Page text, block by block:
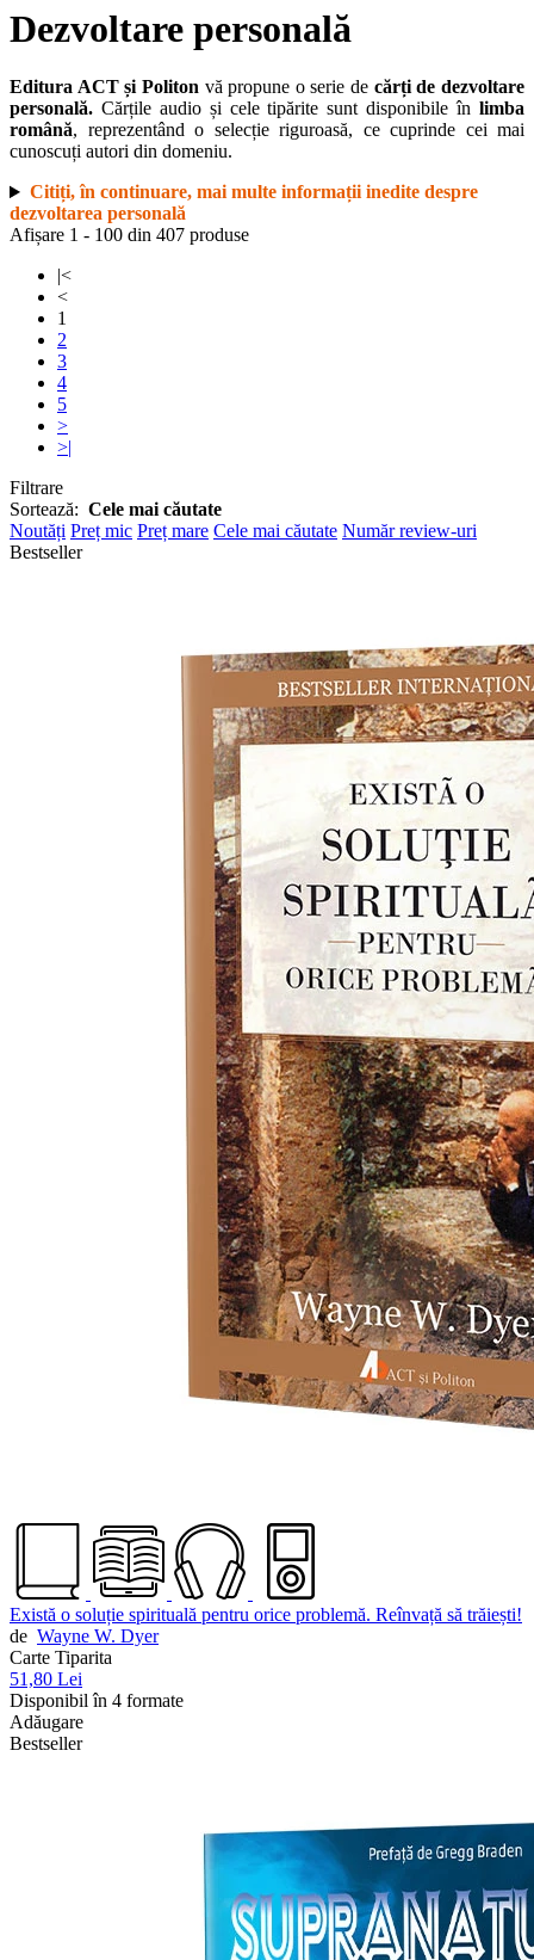
Dezvoltare personală
Editura ACT și Politon vă propune o serie de cărți de dezvoltare
personală. Cărțile audio și cele tipărite sunt disponibile în limba
română, reprezentând o selecție riguroasă, ce cuprinde cei mai
cunoscuți autori din domeniu.
Citiți, în continuare, mai multe informații inedite despre
dezvoltarea personală
Afișare 1 - 100 din 407 produse
|<
<
1
2
3
4
5
>
>|
Filtrare
Sortează: Cele mai căutate
Noutăți Preț mic Preț mare Cele mai căutate Număr review-uri
Bestseller
Există o soluție spirituală pentru orice problemă. Reînvață să trăiești!
de Wayne W. Dyer
Carte Tiparita
51,80 Lei
Disponibil în 4 formate
Adăugare
Bestseller